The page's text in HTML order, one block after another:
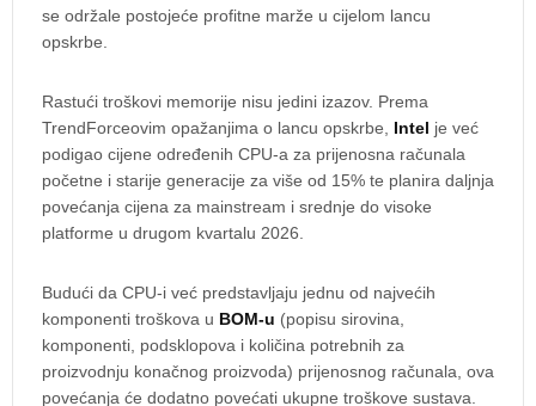
se održale postojeće profitne marže u cijelom lancu
opskrbe.
Rastući troškovi memorije nisu jedini izazov. Prema
TrendForceovim opažanjima o lancu opskrbe, Intel je već
podigao cijene određenih CPU-a za prijenosna računala
početne i starije generacije za više od 15% te planira daljnja
povećanja cijena za mainstream i srednje do visoke
platforme u drugom kvartalu 2026.
Budući da CPU-i već predstavljaju jednu od najvećih
komponenti troškova u BOM-u (popisu sirovina,
komponenti, podsklopova i količina potrebnih za
proizvodnju konačnog proizvoda) prijenosnog računala, ova
povećanja će dodatno povećati ukupne troškove sustava.